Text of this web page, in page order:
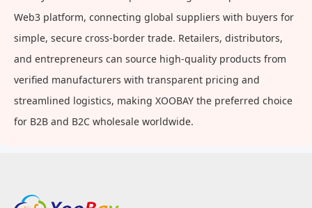
Web3 platform, connecting global suppliers with buyers for
simple, secure cross-border trade. Retailers, distributors,
and entrepreneurs can source high-quality products from
verified manufacturers with transparent pricing and
streamlined logistics, making XOOBAY the preferred choice
for B2B and B2C wholesale worldwide.